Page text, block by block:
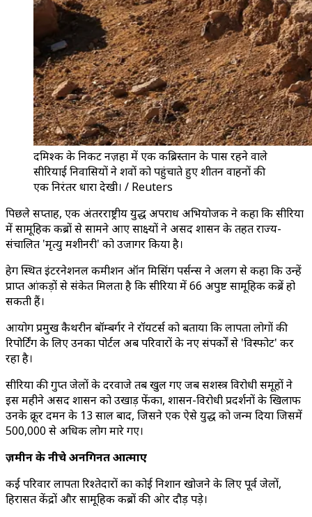
दमिश्क के निकट नज़हा में एक कब्रिस्तान के पास रहने वाले
सीरियाई निवासियों ने शवों को पहुंचाते हुए शीतन वाहनों की
एक निरंतर धारा देखी। / Reuters
पिछले सप्ताह, एक अंतरराष्ट्रीय युद्ध अपराध अभियोजक ने कहा कि सीरिया
में सामूहिक कब्रों से सामने आए साक्ष्यों ने असद शासन के तहत राज्य-
संचालित 'मृत्यु मशीनरी' को उजागर किया है।
हेग स्थित इंटरनेशनल कमीशन ऑन मिसिंग पर्सन्स ने अलग से कहा कि उन्हें
प्राप्त आंकड़ों से संकेत मिलता है कि सीरिया में 66 अपुष्ट सामूहिक कब्रें हो
सकती हैं।
आयोग प्रमुख कैथरीन बॉम्बर्गर ने रॉयटर्स को बताया कि लापता लोगों की
रिपोर्टिंग के लिए उनका पोर्टल अब परिवारों के नए संपर्कों से 'विस्फोट' कर
रहा है।
सीरिया की गुप्त जेलों के दरवाजे तब खुल गए जब सशस्त्र विरोधी समूहों ने
इस महीने असद शासन को उखाड़ फेंका, शासन-विरोधी प्रदर्शनों के खिलाफ
उनके क्रूर दमन के 13 साल बाद, जिसने एक ऐसे युद्ध को जन्म दिया जिसमें
500,000 से अधिक लोग मारे गए।
ज़मीन के नीचे अनगिनत आत्माएं
कई परिवार लापता रिश्तेदारों का कोई निशान खोजने के लिए पूर्व जेलों,
हिरासत केंद्रों और सामूहिक कब्रों की ओर दौड़ पड़े।